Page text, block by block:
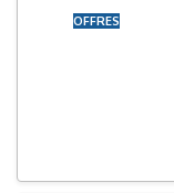
OFFRES